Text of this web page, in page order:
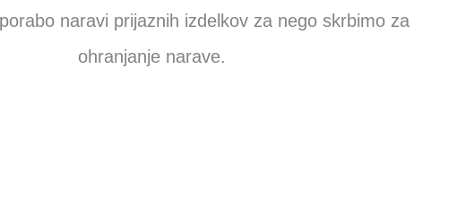
naravi prijaznih izdelkov za nego skrbimo za
ohranjanje narave.